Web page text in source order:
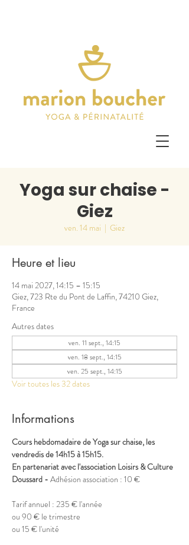
Yoga sur chaise -
Giez
ven. 14 mai
  |
Giez
Heure et lieu
14 mai 2027, 14:15 – 15:15
Giez, 723 Rte du Pont de Laffin, 74210 Giez,
France
Autres dates
ven. 11 sept., 14:15
ven. 18 sept., 14:15
ven. 25 sept., 14:15
Voir toutes les 32 dates
Informations
Cours hebdomadaire de Yoga sur chaise, les
vendredis de 14h15 à 15h15.
En partenariat avec l'association Loisirs & Culture
Doussard - Adhésion association : 10 €
Tarif annuel : 235 € l'année
ou 90 € le trimestre
ou 15 € l'unité